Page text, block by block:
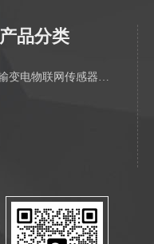
产品分类